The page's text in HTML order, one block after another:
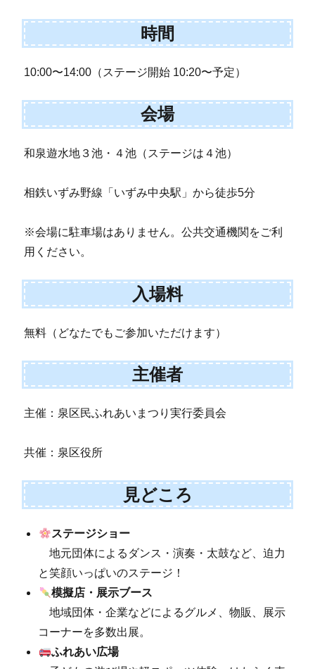
時間
10:00〜14:00（ステージ開始 10:20〜予定）
会場
和泉遊水地３池・４池（ステージは４池）
相鉄いずみ野線「いずみ中央駅」から徒歩5分
※会場に駐車場はありません。公共交通機関をご利
用ください。
入場料
無料（どなたでもご参加いただけます）
主催者
主催：泉区民ふれあいまつり実行委員会
共催：泉区役所
見どころ
ステージショー
地元団体によるダンス・演奏・太鼓など、迫力
と笑顔いっぱいのステージ！
模擬店・展示ブース
地域団体・企業などによるグルメ、物販、展示
コーナーを多数出展。
ふれあい広場